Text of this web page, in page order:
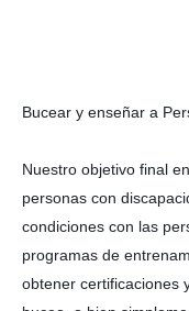
Bucear y enseñar a
Nuestro objetivo final
personas con
condiciones con las
programas de
obtener certificaciones